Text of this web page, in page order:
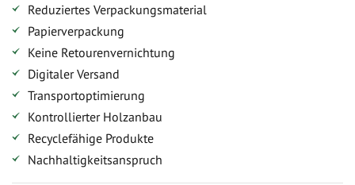
Reduziertes Verpackungsmaterial
Papierverpackung
Keine Retourenvernichtung
Digitaler Versand
Transportoptimierung
Kontrollierter Holzanbau
Recyclefähige Produkte
Nachhaltigkeitsanspruch